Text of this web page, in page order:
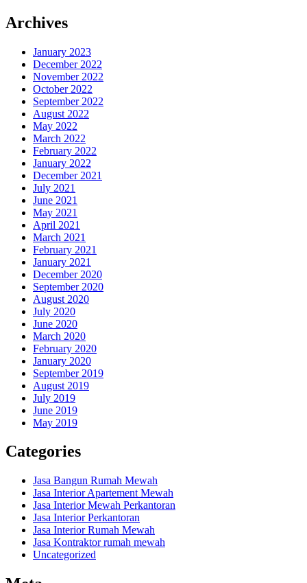
Archives
January 2023
December 2022
November 2022
October 2022
September 2022
August 2022
May 2022
March 2022
February 2022
January 2022
December 2021
July 2021
June 2021
May 2021
April 2021
March 2021
February 2021
January 2021
December 2020
September 2020
August 2020
July 2020
June 2020
March 2020
February 2020
January 2020
September 2019
August 2019
July 2019
June 2019
May 2019
Categories
Jasa Bangun Rumah Mewah
Jasa Interior Apartement Mewah
Jasa Interior Mewah Perkantoran
Jasa Interior Perkantoran
Jasa Interior Rumah Mewah
Jasa Kontraktor rumah mewah
Uncategorized